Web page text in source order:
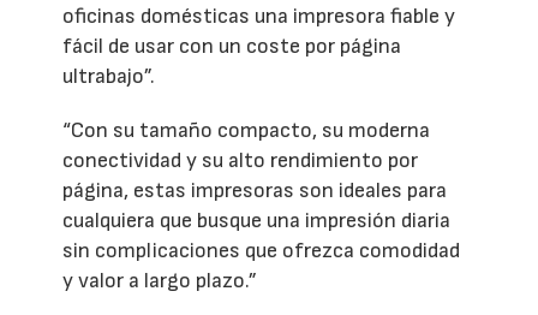
oficinas domésticas una impresora fiable y
fácil de usar con un coste por página
ultrabajo”.
“Con su tamaño compacto, su moderna
conectividad y su alto rendimiento por
página, estas impresoras son ideales para
cualquiera que busque una impresión diaria
sin complicaciones que ofrezca comodidad
y valor a largo plazo.”